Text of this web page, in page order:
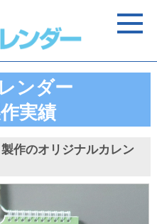
ンダー
実績
作のオリジナルカレン